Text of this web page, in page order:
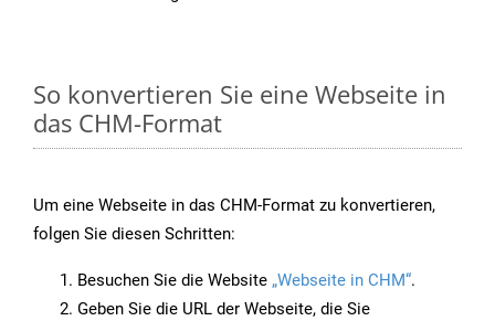
So konvertieren Sie eine Webseite in
das CHM-Format
Um eine Webseite in das CHM-Format zu konvertieren,
folgen Sie diesen Schritten:
Besuchen Sie die Website „Webseite in CHM“.
Geben Sie die URL der Webseite, die Sie